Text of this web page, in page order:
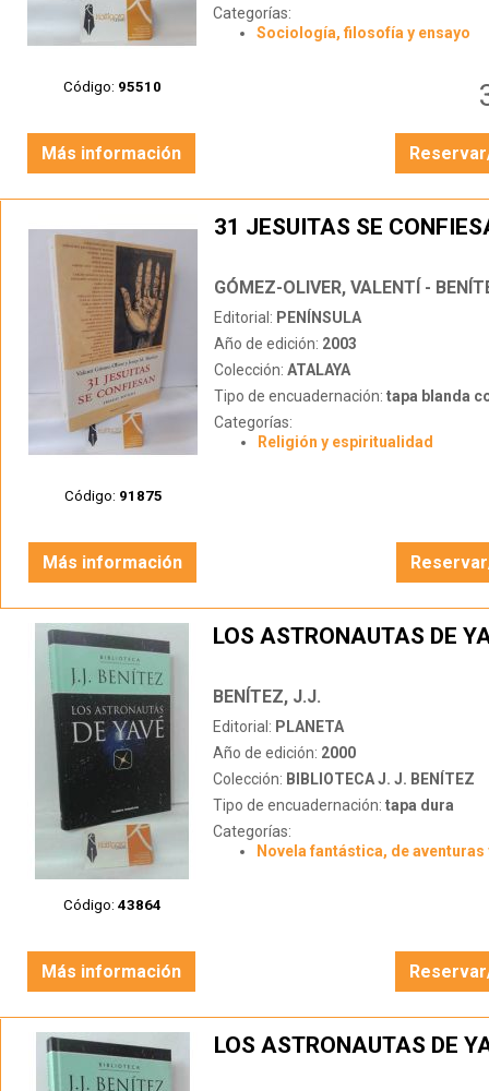
Código: 95510
Categorías:
Sociología, filosofía y ensayo
Más información
Código: 91875
31 JESUITAS SE
Editorial: PENÍNSULA
Año de edición: 2003
Colección: ATALAYA
Tipo de encuadernación: tapa blanda
Categorías:
Religión y espiritualidad
Más información
Código: 43864
LOS ASTRONAUTAS DE
BENÍTEZ, J.J.
Editorial: PLANETA
Año de edición: 2000
Colección: BIBLIOTECA J. J. BENÍTEZ
Tipo de encuadernación: tapa dura
Categorías:
Novela fantástica, de aventuras
Más información
LOS ASTRONAUTAS DE